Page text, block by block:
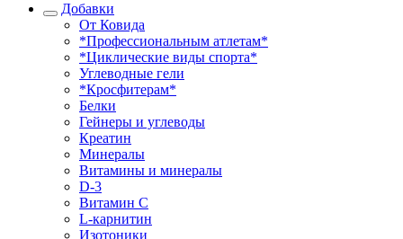
Добавки
От Ковида
*Профессиональным атлетам*
*Циклические виды спорта*
Углеводные гели
*Кросфитерам*
Белки
Гейнеры и углеводы
Креатин
Минералы
Витамины и минералы
D-3
Витамин С
L-карнитин
Изотоники